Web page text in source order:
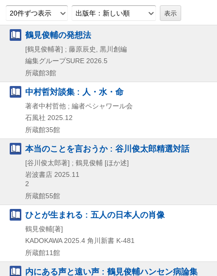
20件ずつ表示 出版年：新しい順
鶴見俊輔の発想法
[鶴見俊輔著] ; 藤原辰史, 黒川創編
編集グループSURE 2026.5
所蔵館3館
中村哲対談集 : 人・水・命
著者中村哲他 ; 編者ペシャワール会
石風社 2025.12
所蔵館35館
本当のことを言おうか : 谷川俊太郎精選対話
[谷川俊太郎著] ; 鶴見俊輔 [ほか述]
岩波書店 2025.11
2
所蔵館55館
ひとが生まれる : 五人の日本人の肖像
鶴見俊輔[著]
KADOKAWA 2025.4 角川新書 K-481
所蔵館11館
内にある声と遠い声 : 鶴見俊輔ハンセン病論集